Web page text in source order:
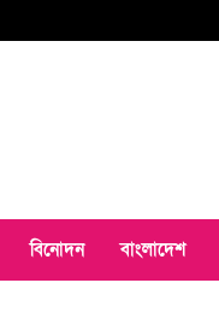
বিনোদন বাংলাদেশ